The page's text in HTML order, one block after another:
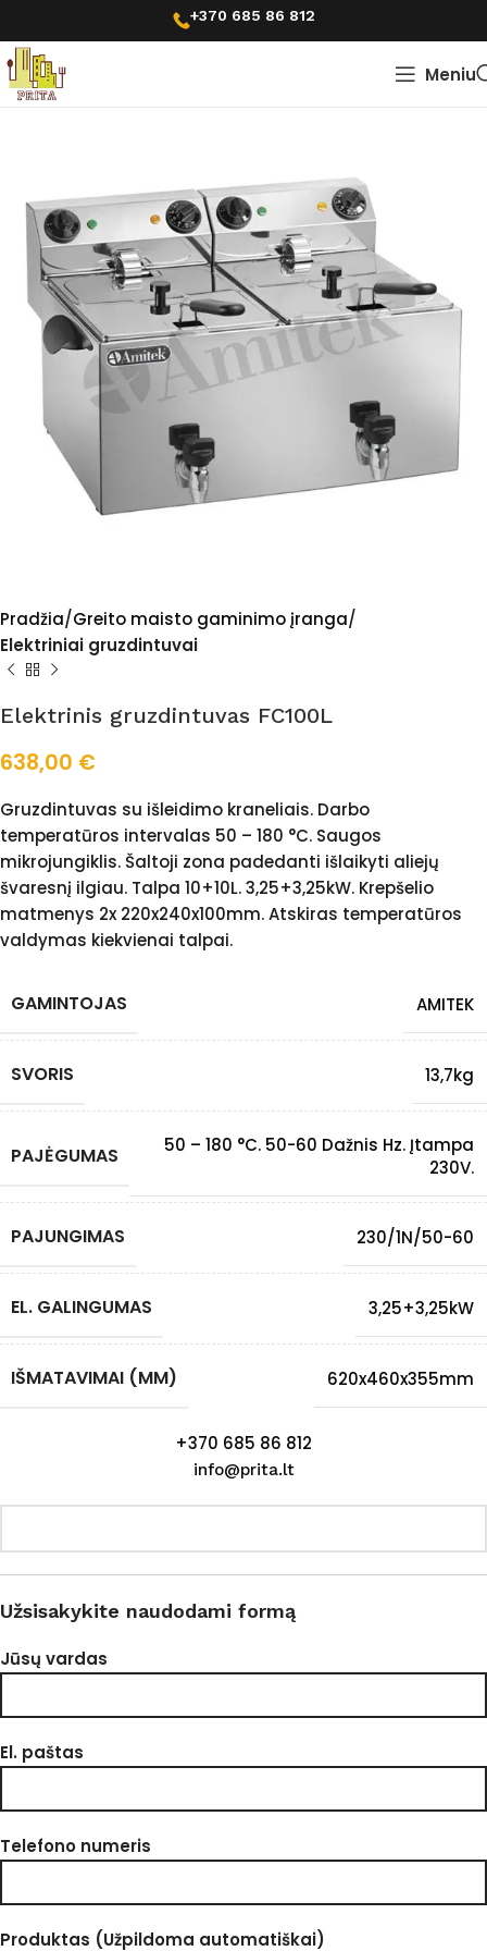
+370 685 86 812
Meniu
Pradžia Greito maisto gaminimo įranga
Elektriniai gruzdintuvai
Elektrinis gruzdintuvas FC100L
638,00 €
Gruzdintuvas su išleidimo kraneliais. Darbo
temperatūros intervalas 50 – 180 °C. Saugos
mikrojungiklis. Šaltoji zona padedanti išlaikyti aliejų
švaresnį ilgiau. Talpa 10+10L. 3,25+3,25kW. Krepšelio
matmenys 2x 220x240x100mm. Atskiras temperatūros
valdymas kiekvienai talpai.
GAMINTOJAS AMITEK
SVORIS 13,7kg
PAJĖGUMAS
50 – 180 °C. 50-60 Dažnis Hz. Įtampa
230V.
PAJUNGIMAS 230/1N/50-60
EL. GALINGUMAS 3,25+3,25kW
IŠMATAVIMAI (MM) 620x460x355mm
+370 685 86 812
info@prita.lt
Užsisakykite naudodami formą
Jūsų vardas
El. paštas
Telefono numeris
Produktas (Užpildoma automatiškai)